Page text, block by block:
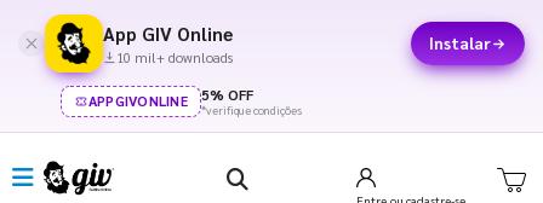
App GIV Online
10 mil+ downloads
Instalar
APPGIVONLINE 5% OFF
*verifique condições